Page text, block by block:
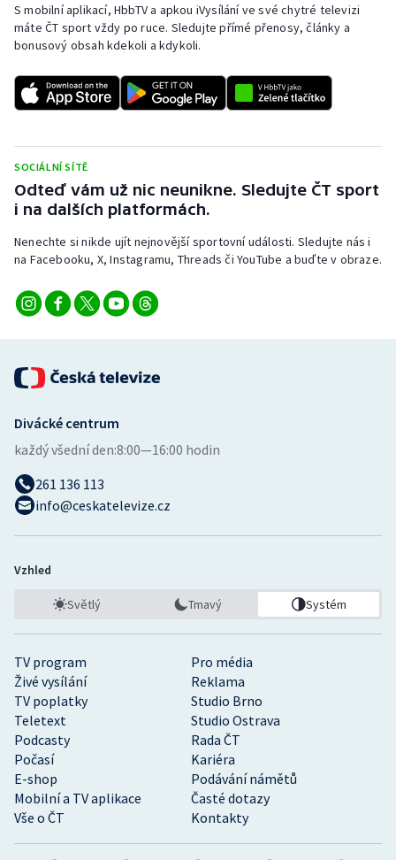
S mobilní aplikací, HbbTV a apkou iVysílání ve své chytré televizi
máte ČT sport vždy po ruce. Sledujte přímé přenosy, články a
bonusový obsah kdekoli a kdykoli.
SOCIÁLNÍ SÍTĚ
Odteď vám už nic neunikne. Sledujte ČT sport
i na dalších platformách.
Nenechte si nikde ujít nejnovější sportovní události. Sledujte nás i
na Facebooku, X, Instagramu, Threads či YouTube a buďte v obraze.
TV program
Pro média
Živé vysílání
Reklama
TV poplatky
Studio Brno
Teletext
Studio Ostrava
Podcasty
Rada ČT
Počasí
Kariéra
E-shop
Podávání námětů
Mobilní a TV aplikace
Časté dotazy
Vše o ČT
Kontakty
Divácké centrum
každý všední den:8:00—16:00 hodin
261 136 113
info@ceskatelevize.cz
Vzhled
Světlý Tmavý Systém